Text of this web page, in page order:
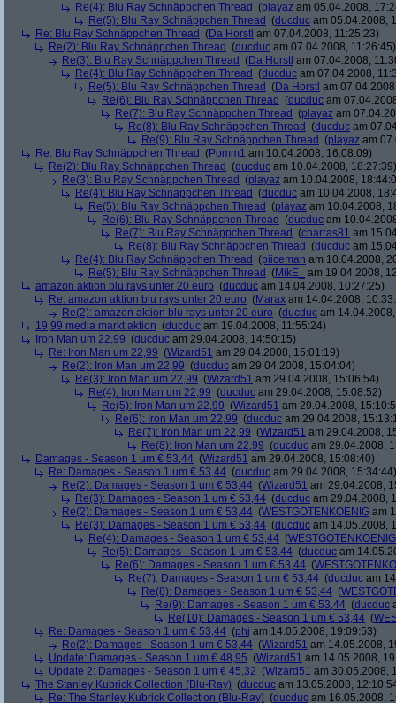
Re(4): Blu Ray Schnäppchen Thread (playaz am 05.04.2008,
Re(5): Blu Ray Schnäppchen Thread (ducduc am 05.04.2008,
Re: Blu Ray Schnäppchen Thread (Da Horstl am 07.04.2008, 11:25:23)
Re(2): Blu Ray Schnäppchen Thread (ducduc am 07.04.2008, 11:26:45)
Re(3): Blu Ray Schnäppchen Thread (Da Horstl am 07.04.2008,
Re(4): Blu Ray Schnäppchen Thread (ducduc am 07.04.2008,
Re(5): Blu Ray Schnäppchen Thread (Da Horstl am
Re(6): Blu Ray Schnäppchen Thread (ducduc am
Re(7): Blu Ray Schnäppchen Thread (playaz am
Re(8): Blu Ray Schnäppchen Thread (ducduc am
Re(9): Blu Ray Schnäppchen Thread (playaz am
Re: Blu Ray Schnäppchen Thread (Pomm1 am 10.04.2008, 16:08:09)
Re(2): Blu Ray Schnäppchen Thread (ducduc am 10.04.2008, 18:27:39)
Re(3): Blu Ray Schnäppchen Thread (playaz am 10.04.2008,
Re(4): Blu Ray Schnäppchen Thread (ducduc am 10.04.2008,
Re(5): Blu Ray Schnäppchen Thread (playaz am 10.04.2008,
Re(6): Blu Ray Schnäppchen Thread (ducduc am
Re(7): Blu Ray Schnäppchen Thread (charras81 am
Re(8): Blu Ray Schnäppchen Thread (ducduc am
Re(4): Blu Ray Schnäppchen Thread (piiceman am 10.04.2008,
Re(5): Blu Ray Schnäppchen Thread (MikE_
am 19.04.2008,
amazon aktion blu rays unter 20 euro (ducduc am 14.04.2008, 10:27:25)
Re: amazon aktion blu rays unter 20 euro (Marax am 14.04.2008,
Re(2): amazon aktion blu rays unter 20 euro (ducduc am
19,99 media markt aktion (ducduc am 19.04.2008, 11:55:24)
Iron Man um 22,99 (ducduc am 29.04.2008, 14:50:15)
Re: Iron Man um 22,99 (Wizard51 am 29.04.2008, 15:01:19)
Re(2): Iron Man um 22,99 (ducduc am 29.04.2008, 15:04:04)
Re(3): Iron Man um 22,99 (Wizard51 am 29.04.2008, 15:06:54)
Re(4): Iron Man um 22,99 (ducduc am 29.04.2008, 15:08:52)
Re(5): Iron Man um 22,99 (Wizard51 am 29.04.2008,
Re(6): Iron Man um 22,99 (ducduc am 29.04.2008,
Re(7): Iron Man um 22,99 (Wizard51 am 29.04.2008,
Re(8): Iron Man um 22,99 (ducduc am 29.04.2008,
Damages - Season 1 um € 53,44 (Wizard51 am 29.04.2008, 15:08:40)
Re: Damages - Season 1 um € 53,44 (ducduc am 29.04.2008, 15:34:44)
Re(2): Damages - Season 1 um € 53,44 (Wizard51 am 29.04.2008,
Re(3): Damages - Season 1 um € 53,44 (ducduc am 29.04.2008,
Re(2): Damages - Season 1 um € 53,44 (WESTGOTENKOENIG am
Re(3): Damages - Season 1 um € 53,44 (ducduc am 14.05.2008,
Re(4): Damages - Season 1 um € 53,44 (WESTGOTENKOENIG
Re(5): Damages - Season 1 um € 53,44 (ducduc am
Re(6): Damages - Season 1 um € 53,44 (
Re(7): Damages - Season 1 um € 53,44 (ducduc am
Re(8): Damages - Season 1 um € 53,44 (
Re(9): Damages - Season 1 um € 53,44 (ducduc
Re(10): Damages - Season 1 um € 53,44 (
Re: Damages - Season 1 um € 53,44 (phj am 14.05.2008, 19:09:53)
Re(2): Damages - Season 1 um € 53,44 (Wizard51 am 14.05.2008,
Update: Damages - Season 1 um € 48,95 (Wizard51 am 14.05.2008,
Update 2: Damages - Season 1 um € 45,32 (Wizard51 am 30.05.2008,
The Stanley Kubrick Collection (Blu-Ray) (ducduc am 13.05.2008,
Re: The Stanley Kubrick Collection (Blu-Ray) (ducduc am 16.05.2008,